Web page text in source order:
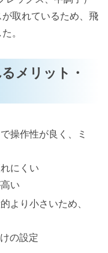
取れているため、飛
。
メリット・
操作性が良く、ミ
にくい
い
より小さいため、
の設定